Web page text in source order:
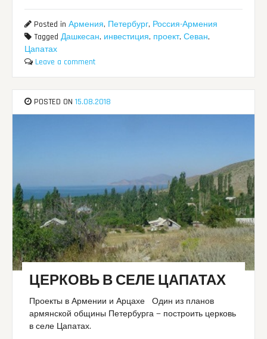
Posted inАрмения, Петербург, Россия-Армения
TaggedДашкесан, инвестиция, проект,Севан,
Цапатах
Leave a comment
POSTED ON15.08.2018
ЦЕРКОВЬ В СЕЛЕ ЦАПАТАХ
Проекты в Армении и Арцахе Один из планов
армянской общины Петербурга — построить церковь
в селе Цапатах.